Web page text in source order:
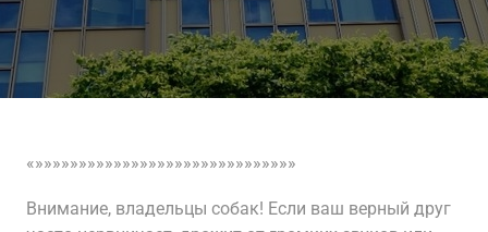
«»»»»»»»»»»»»»»»»»»»»»»»»»»»»»»
Внимание, владельцы собак! Если ваш верный друг